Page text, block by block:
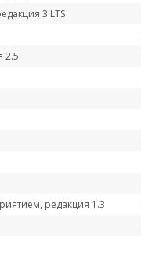
3 LTS
2.5
редакция 1.3